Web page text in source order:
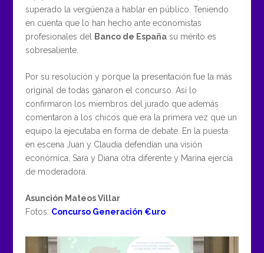
superado la vergüenza a hablar en público. Teniendo
en cuenta que lo han hecho ante economistas
profesionales del
Banco de Españasu mérito es
sobresaliente.
Por su resolución y porque la presentación fue la más
original de todas ganaron el concurso. Así lo
confirmaron los miembros del jurado que además
comentaron a los chicos que era la primera vez que un
equipo la ejecutaba en forma de debate. En la puesta
en escena Juan y Claudia defendían una visión
económica, Sara y Diana otra diferente y Marina ejercía
de moderadora.
Asunción Mateos Villar
Fotos: Concurso Generación €uro